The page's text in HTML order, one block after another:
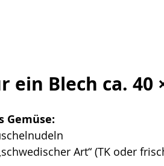
ein Blech ca. 40
Gemüse:
Art“ (TK oder